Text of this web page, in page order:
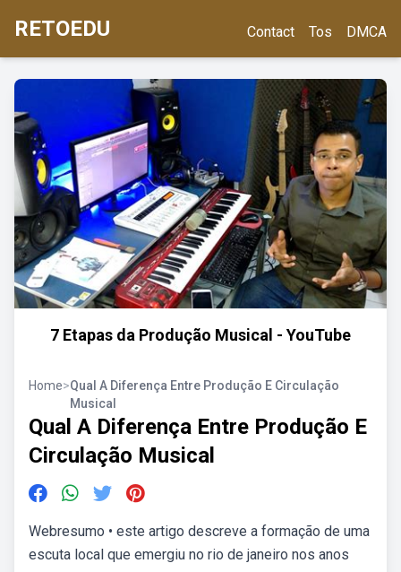
RETOEDU Contact Tos DMCA
7 Etapas da Produção Musical - YouTube
Home>Qual A Diferença Entre Produção E Circulação
Musical
Qual A Diferença Entre Produção E
Circulação Musical
Webresumo • este artigo descreve a formação de uma
escuta local que emergiu no rio de janeiro nos anos